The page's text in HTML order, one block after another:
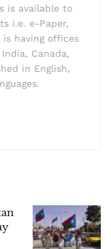
is available to
i.e. e-Paper,
is having offices
Canada,
in English,